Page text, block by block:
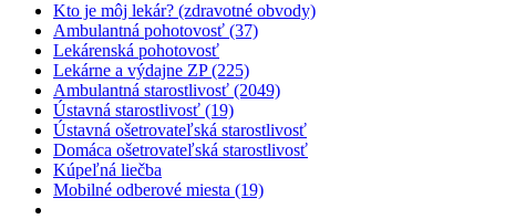
Kto je môj lekár? (zdravotné obvody)
Ambulantná pohotovosť (37)
Lekárenská pohotovosť
Lekárne a výdajne ZP (225)
Ambulantná starostlivosť (2049)
Ústavná starostlivosť (19)
Ústavná ošetrovateľská starostlivosť
Domáca ošetrovateľská starostlivosť
Kúpeľná liečba
Mobilné odberové miesta (19)